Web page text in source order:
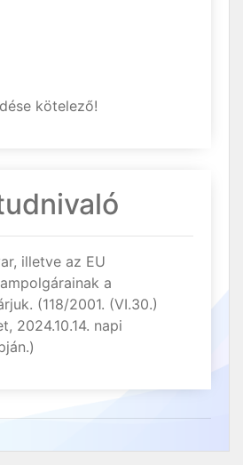
kötelező!
illetve az EU
a
(118/2001. (VI.30.)
2024.10.14. napi